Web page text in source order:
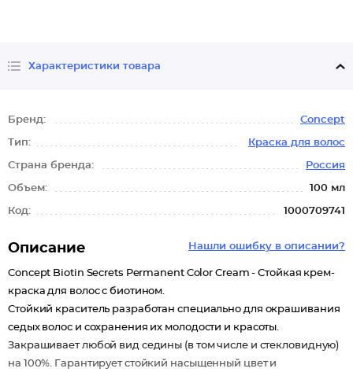
Характеристики товара
Бренд: Concept
Тип: Краска для волос
Страна бренда: Россия
Объем: 100 мл
Код: 1000709741
Нашли ошибку в описании?
Описание
Concept Biotin Secrets Permanent Color Cream - Стойкая крем-
краска для волос с биотином.
Стойкий краситель разработан специально для окрашивания
седых волос и сохранения их молодости и красоты.
Закрашивает любой вид седины (в том числе и стекловидную)
на 100%. Гарантирует стойкий насыщенный цвет и